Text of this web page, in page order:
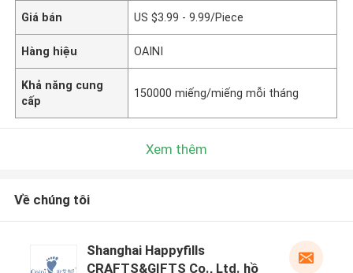
Giá bán US $3.99 - 9.99/Piece
Hàng hiệu OAINI
Khả năng cung
cấp
150000 miếng/miếng mỗi tháng
Xem thêm
Về chúng tôi
Shanghai Happyfills
CRAFTS&GIFTS Co., Ltd. hồ